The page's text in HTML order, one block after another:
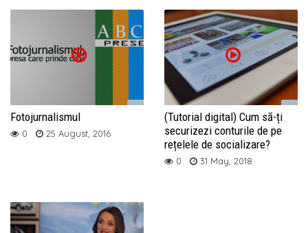
Fotojurnalismul
0 25 August, 2016
(Tutorial digital) Cum să-ți
securizezi conturile de pe
rețelele de socializare?
0 31 May, 2018